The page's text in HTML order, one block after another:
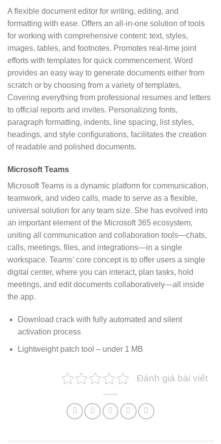
A flexible document editor for writing, editing, and
formatting with ease. Offers an all-in-one solution of tools
for working with comprehensive content: text, styles,
images, tables, and footnotes. Promotes real-time joint
efforts with templates for quick commencement. Word
provides an easy way to generate documents either from
scratch or by choosing from a variety of templates,
Covering everything from professional resumes and letters
to official reports and invites. Personalizing fonts,
paragraph formatting, indents, line spacing, list styles,
headings, and style configurations, facilitates the creation
of readable and polished documents.
Microsoft Teams
Microsoft Teams is a dynamic platform for communication,
teamwork, and video calls, made to serve as a flexible,
universal solution for any team size. She has evolved into
an important element of the Microsoft 365 ecosystem,
uniting all communication and collaboration tools—chats,
calls, meetings, files, and integrations—in a single
workspace. Teams’ core concept is to offer users a single
digital center, where you can interact, plan tasks, hold
meetings, and edit documents collaboratively—all inside
the app.
Download crack with fully automated and silent
activation process
Lightweight patch tool – under 1 MB
Đánh giá bài viết